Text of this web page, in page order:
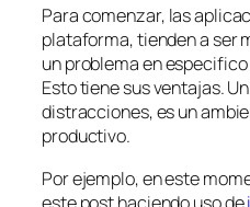
Para comenzar, las
plataforma, tienden a ser
un problema en
Esto tiene sus ventajas.
distracciones, es un
productivo.
Por ejemplo, en este
este post haciendo uso de